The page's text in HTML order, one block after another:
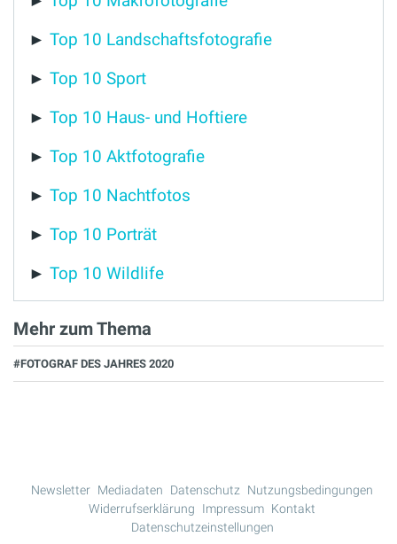
► Top 10 Landschaftsfotografie
► Top 10 Sport
► Top 10 Haus- und Hoftiere
► Top 10 Aktfotografie
► Top 10 Nachtfotos
► Top 10 Porträt
► Top 10 Wildlife
Mehr zum Thema
#FOTOGRAF DES JAHRES 2020
Newsletter Mediadaten Datenschutz
Nutzungsbedingungen
Widerrufserklärung
Impressum Kontakt
Datenschutzeinstellungen